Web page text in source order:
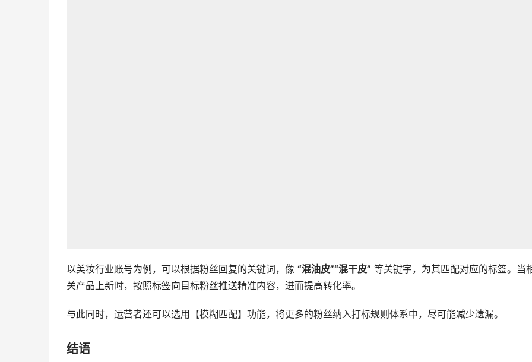
以美妆行业账号为例，可以根据粉丝回复的关键词，像 “混油皮”“混干皮” 等关键字，为其匹配对应的标签。当
关产品上新时，按照标签向目标粉丝推送精准内容，进而提高转化率。
与此同时，运营者还可以选用【模糊匹配】功能，将更多的粉丝纳入打标规则体系中，尽可能减少遗漏。
结语